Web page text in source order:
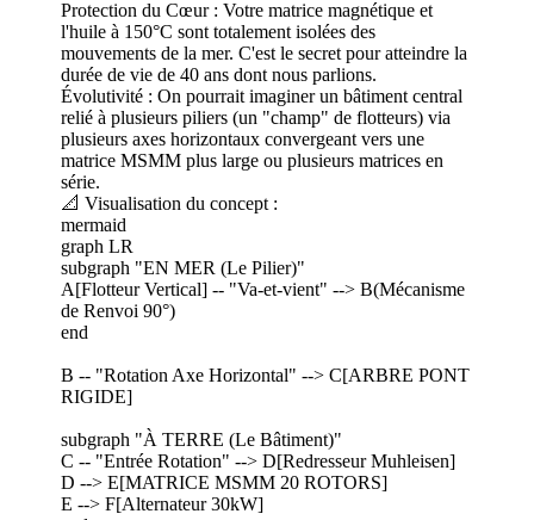
Protection du Cœur : Votre matrice magnétique et
l'huile à 150°C sont totalement isolées des
mouvements de la mer. C'est le secret pour atteindre la
durée de vie de 40 ans dont nous parlions.
Évolutivité : On pourrait imaginer un bâtiment central
relié à plusieurs piliers (un "champ" de flotteurs) via
plusieurs axes horizontaux convergeant vers une
matrice MSMM plus large ou plusieurs matrices en
série.
📐 Visualisation du concept :
mermaid
graph LR
subgraph "EN MER (Le Pilier)"
A[Flotteur Vertical] -- "Va-et-vient" --> B(Mécanisme
de Renvoi 90°)
end
B -- "Rotation Axe Horizontal" --> C[ARBRE PONT
RIGIDE]
subgraph "À TERRE (Le Bâtiment)"
C -- "Entrée Rotation" --> D[Redresseur Muhleisen]
D --> E[MATRICE MSMM 20 ROTORS]
E --> F[Alternateur 30kW]